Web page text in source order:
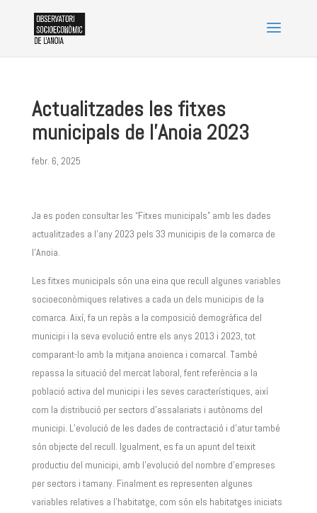
Actualitzades les fitxes
municipals de l’Anoia 2023
febr. 6, 2025
Ja es poden consultar les “Fitxes municipals” amb les dades
actualitzades a l’any 2023 pels 33 municipis de la comarca de
l’Anoia.
Les fitxes municipals són una eina que recull algunes variables
socioeconòmiques relatives a cada un dels municipis de la
comarca. Així, fa un repàs a la composició demogràfica del
municipi i la seva evolució entre els anys 2013 i 2023, tot
comparant-lo amb la mitjana anoienca i comarcal. També
repassa la situació del mercat laboral, fent referència a la
població activa del municipi i les seves característiques, així
com la distribució per sectors d’assalariats i autònoms del
municipi. L’evolució de les dades de contractació i d’atur també
són objecte del recull. Igualment, es fa un apunt del teixit
productiu del municipi, amb l’evolució del nombre d’empreses
per sectors i tamany. Finalment es representen algunes
variables relatives a l’habitatge, com són els habitatges iniciats